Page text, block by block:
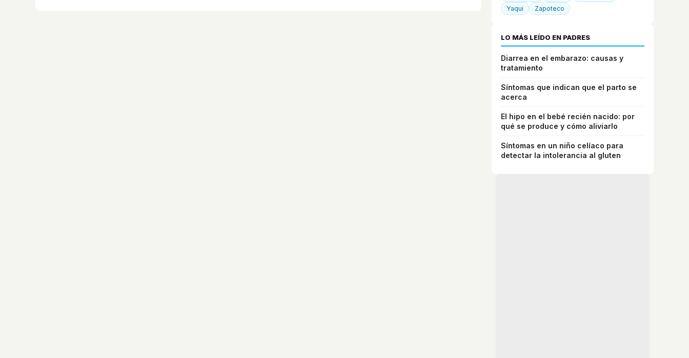
Yaqui
Zapoteco
LO MÁS LEÍDO EN PADRES
Diarrea en el embarazo: causas y
tratamiento
Síntomas que indican que el parto se
acerca
El hipo en el bebé recién nacido: por
qué se produce y cómo aliviarlo
Síntomas en un niño celíaco para
detectar la intolerancia al gluten